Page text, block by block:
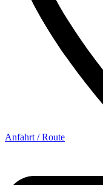
Anfahrt / Route